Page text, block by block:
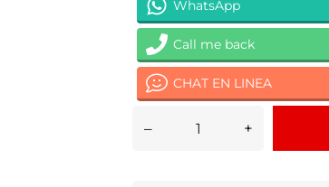
WhatsApp
Call me back
CHAT EN LINEA
– +